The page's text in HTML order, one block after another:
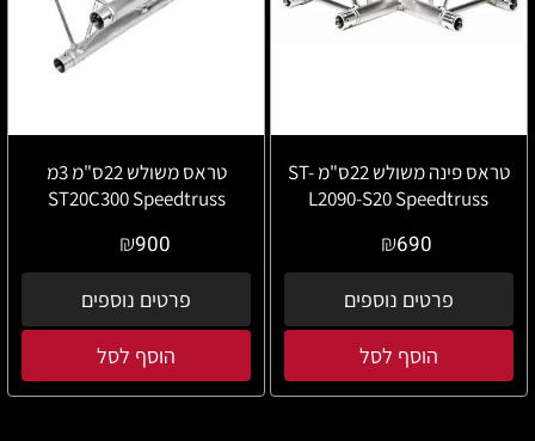
טראס פינה משולש 22ס"מ ST-
L2090-S20 Speedtruss
₪690
פרטים נוספים
הוסף לסל
טראס משולש 22ס"מ 3מ
ST20C300 Speedtruss
₪900
פרטים נוספים
הוסף לסל